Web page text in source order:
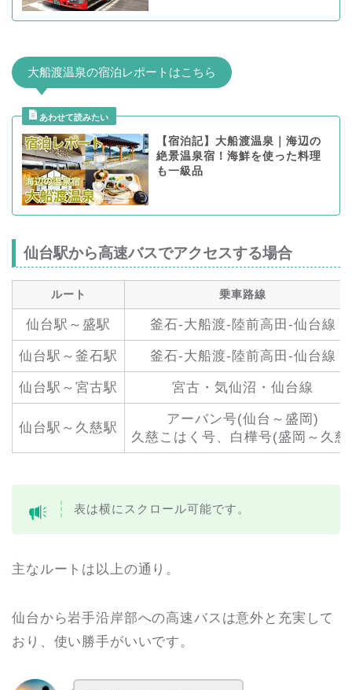
大船渡温泉の宿泊レポートはこちら
【宿泊記】大船渡温泉｜海辺の
絶景温泉宿！海鮮を使った料理
も一級品
仙台駅から高速バスでアクセスする場合
ルート 乗車路線
仙台駅～盛駅 釜石-大船渡-陸前高田-仙台線
仙台駅～釜石駅 釜石-大船渡-陸前高田-仙台線
仙台駅～宮古駅 宮古・気仙沼・仙台線
仙台駅～久慈駅
アーバン号(仙台～盛岡)
久慈こはく号、白樺号(盛岡～久慈
表は横にスクロール可能です。
主なルートは以上の通り。
仙台から岩手沿岸部への高速バスは意外と充実して
おり、使い勝手がいいです。